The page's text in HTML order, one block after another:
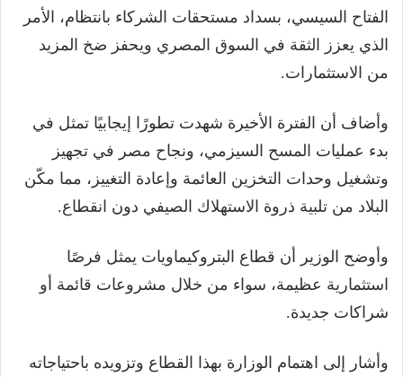
الفتاح السيسي، بسداد مستحقات الشركاء بانتظام، الأمر
الذي يعزز الثقة في السوق المصري ويحفز ضخ المزيد
من الاستثمارات.
وأضاف أن الفترة الأخيرة شهدت تطورًا إيجابيًا تمثل في
بدء عمليات المسح السيزمي، ونجاح مصر في تجهيز
وتشغيل وحدات التخزين العائمة وإعادة التغييز، مما مكّن
البلاد من تلبية ذروة الاستهلاك الصيفي دون انقطاع.
وأوضح الوزير أن قطاع البتروكيماويات يمثل فرصًا
استثمارية عظيمة، سواء من خلال مشروعات قائمة أو
شراكات جديدة.
وأشار إلى اهتمام الوزارة بهذا القطاع وتزويده باحتياجاته